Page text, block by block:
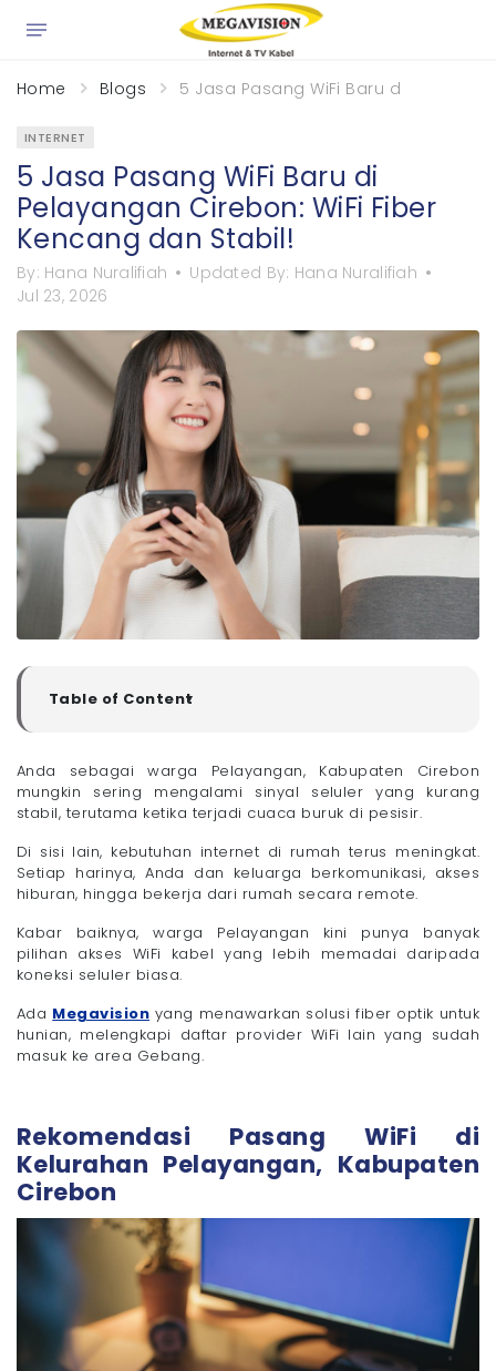
Home Blogs 5 Jasa Pasang WiFi Baru di
INTERNET
5 Jasa Pasang WiFi Baru di
Pelayangan Cirebon: WiFi Fiber
Kencang dan Stabil!
By: Hana Nuralifiah Updated By: Hana Nuralifiah
Jul 23, 2026
Table of Content
▼
- 1. Megavision: WiFi Fiber Tanpa FUP
- 2. MyRepublic
- 4. ICONNET
- 5. Harmonika ID
Kelurahan Pelayangan, Kabupaten Cirebon?
Langganan WiFi Megavision yang Kencang dan
Stabil Sekarang!
Anda sebagai warga Pelayangan, Kabupaten Cirebon
mungkin sering mengalami sinyal seluler yang kurang
stabil, terutama ketika terjadi cuaca buruk di pesisir.
Di sisi lain, kebutuhan internet di rumah terus meningkat.
Setiap harinya, Anda dan keluarga berkomunikasi, akses
hiburan, hingga bekerja dari rumah secara remote.
Kabar baiknya, warga Pelayangan kini punya banyak
pilihan akses WiFi kabel yang lebih memadai daripada
koneksi seluler biasa.
Ada Megavision yang menawarkan solusi fiber optik untuk
hunian, melengkapi daftar provider WiFi lain yang sudah
masuk ke area Gebang.
Rekomendasi Pasang WiFi di
Kelurahan Pelayangan, Kabupaten
Cirebon